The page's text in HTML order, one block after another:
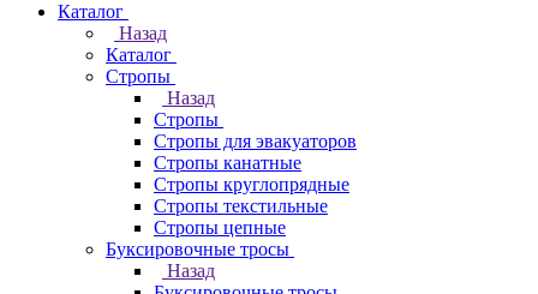
Каталог
Назад
Каталог
Стропы
Назад
Стропы
Стропы для эвакуаторов
Стропы канатные
Стропы круглопрядные
Стропы текстильные
Стропы цепные
Буксировочные тросы
Назад